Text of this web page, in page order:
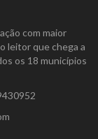
com maior
leitor que chega a
os 18 municípios